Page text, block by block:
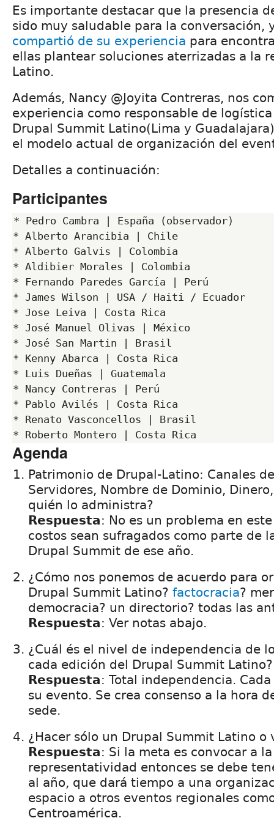
Es importante destacar que la presencia
sido muy saludable para la conversación,
compartió de su experiencia para
ellas plantear soluciones aterrizadas a la
Latino.
Además, Nancy @Joyita Contreras, nos
experiencia como responsable de
Drupal Summit Latino(Lima y
el modelo actual de organización del
Detalles a continuación:
Participantes
* Pedro Cambra | España (observador)
* Alberto Arancibia | Chile
* Alberto Galvis | Colombia
* Aldibier Morales | Colombia
* Fernando Paredes García | Perú
* James Wilson | USA / Haiti / Ecuador
* Jose Leiva | Costa Rica
* José Manuel Olivas | México
* José San Martin | Brasil
* Kenny Abarca | Costa Rica
* Luis Dueñas | Guatemala
* Nancy Contreras | Perú
* Pablo Avilés | Costa Rica
* Renato Vasconcellos | Brasil
Agenda
Patrimonio de Drupal-Latino: Canales
Servidores, Nombre de Dominio,
quién lo administra?
Respuesta: No es un problema en
costos sean sufragados como parte de
Drupal Summit de ese año.
¿Cómo nos ponemos de acuerdo para
Drupal Summit Latino? factocracia?
democracia? un directorio? todas las
Respuesta: Ver notas abajo.
¿Cuál és el nivel de independencia de
cada edición del Drupal Summit Latino?
Respuesta: Total independencia.
su evento. Se crea consenso a la hora
sede.
¿Hacer sólo un Drupal Summit Latino o
Respuesta: Si la meta es convocar a
representatividad entonces se debe
al año, que dará tiempo a una
espacio a otros eventos regionales
Centroamérica.